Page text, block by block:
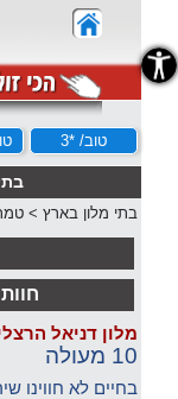
טוב/ *3
בתי מלון בארץ >
מלון דניאל
10 מעולה
בחיים לא חווינו
נגישות